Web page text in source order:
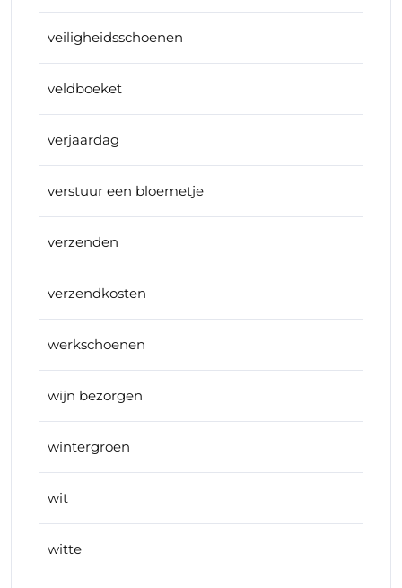
veiligheidsschoenen
veldboeket
verjaardag
verstuur een bloemetje
verzenden
verzendkosten
werkschoenen
wijn bezorgen
wintergroen
wit
witte